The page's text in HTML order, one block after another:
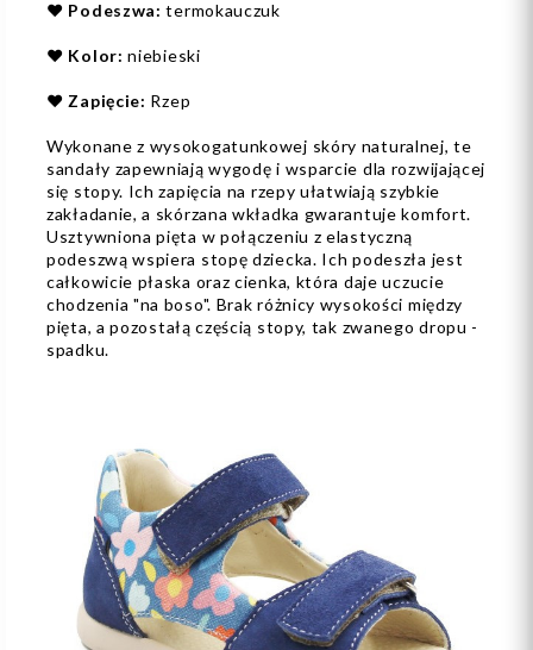
❤️ Podeszwa:termokauczuk
❤️ Kolor:niebieski
❤️ Zapięcie: Rzep
Wykonane z wysokogatunkowej skóry naturalnej, te
sandały zapewniają wygodę i wsparcie dla rozwijającej
się stopy. Ich zapięcia na rzepy ułatwiają szybkie
zakładanie, a skórzana wkładka gwarantuje komfort.
Usztywniona pięta w połączeniu z elastyczną
podeszwą wspiera stopę dziecka. Ich podeszła jest
całkowicie płaska oraz cienka, która daje uczucie
chodzenia "na boso". Brak różnicy wysokości między
pięta, a pozostałą częścią stopy, tak zwanego dropu -
spadku.